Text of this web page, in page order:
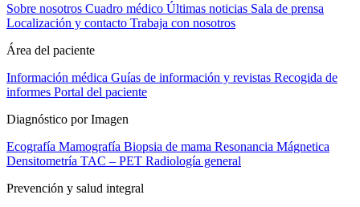
Sobre nosotros Cuadro médico Últimas noticias Sala de prensa
Localización y contacto Trabaja con nosotros
Área del paciente
Información médica Guías de información y revistas Recogida de
informes Portal del paciente
Diagnóstico por Imagen
Ecografía Mamografía Biopsia de mama Resonancia Mágnetica
Densitometría TAC – PET Radiología general
Prevención y salud integral